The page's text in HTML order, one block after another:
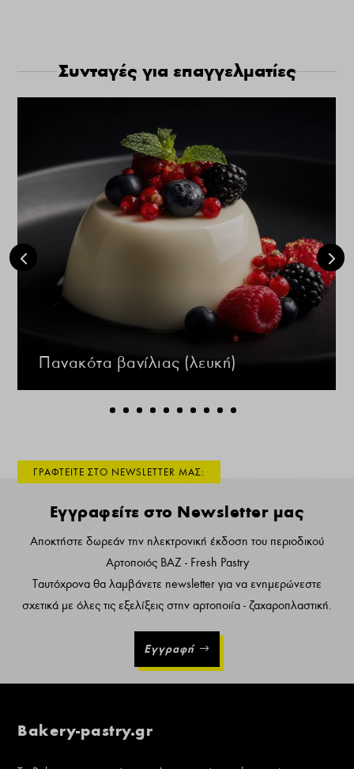
Συνταγές για επαγγελματίες
Πανακότα βανίλιας (λευκή)
ΓΡΑΦΤΕΙΤΕ ΣΤΟ NEWSLETTER ΜΑΣ:
Εγγραφείτε στο Newsletter μας
Αποκτήστε δωρεάν την ηλεκτρονική έκδοση του περιοδικού
Αρτοποιός ΒΑΖ - Fresh Pastry
Ταυτόχρονα θα λαμβάνετε newsletter για να ενημερώνεστε
σχετικά με όλες τις εξελίξεις στην αρτοποιία - ζαχαροπλαστική.
Εγγραφή
Bakery-pastry.gr